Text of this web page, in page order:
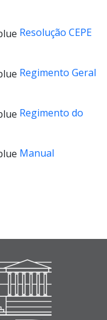
Resolução CEPE
Regimento Geral
Regimento do
Manual